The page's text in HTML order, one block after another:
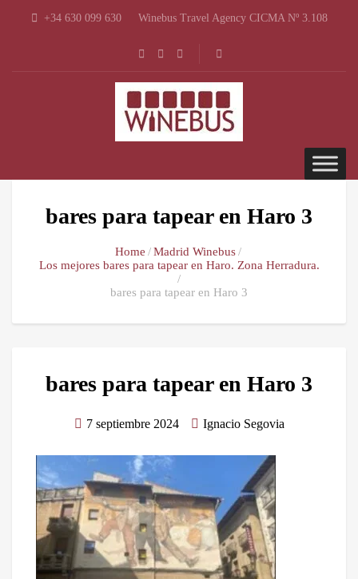
+34 630 099 630 Winebus Travel Agency CICMA Nº 3.108
bares para tapear en Haro 3
Home
Madrid Winebus
Los mejores bares para tapear en Haro. Zona Herradura.
bares para tapear en Haro 3
bares para tapear en Haro 3
7 septiembre 2024 Ignacio Segovia